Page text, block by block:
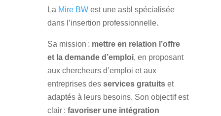
La Mire BW est une asbl spécialisée
dans l’insertion professionnelle.
Sa mission : mettre en relation l’offre
et la demande d’emploi, en proposant
aux chercheurs d’emploi et aux
entreprises des services gratuitset
adaptés à leurs besoins. Son objectif est
clair : favoriser une intégration